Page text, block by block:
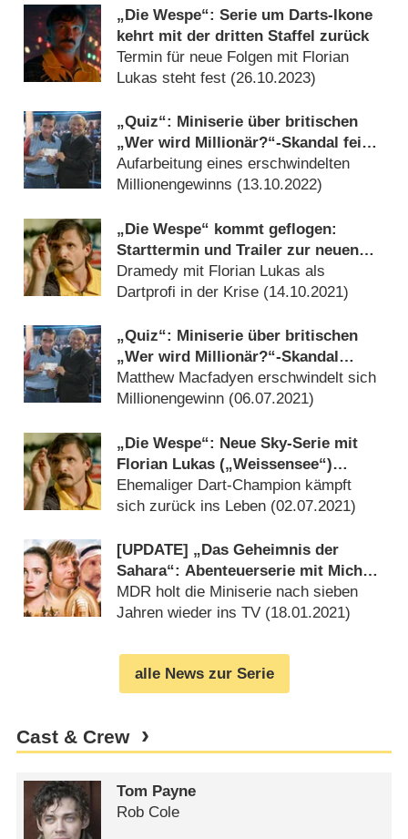
„Die Wespe“: Serie um Darts-Ikone
kehrt mit der dritten Staffel zurück
Termin für neue Folgen mit Florian
Lukas steht fest (26.10.2023)
„Quiz“: Miniserie über britischen
„Wer wird Millionär?“-Skandal feiert
Free-TV-Premiere
Aufarbeitung eines erschwindelten
Millionengewinns (13.10.2022)
„Die Wespe“ kommt geflogen:
Starttermin und Trailer zur neuen
Sky-Serie
Dramedy mit Florian Lukas als
Dartprofi in der Krise (14.10.2021)
„Quiz“: Miniserie über britischen
„Wer wird Millionär?“-Skandal
kommt nach Deutschland
Matthew Macfadyen erschwindelt sich
Millionengewinn (06.07.2021)
„Die Wespe“: Neue Sky-Serie mit
Florian Lukas („Weissensee“)
abgedreht
Ehemaliger Dart-Champion kämpft
sich zurück ins Leben (02.07.2021)
[UPDATE] „Das Geheimnis der
Sahara“: Abenteuerserie mit Michael
York wird wiederholt
MDR holt die Miniserie nach sieben
Jahren wieder ins TV (18.01.2021)
alle News zur Serie
Cast & Crew
Tom Payne
Rob Cole